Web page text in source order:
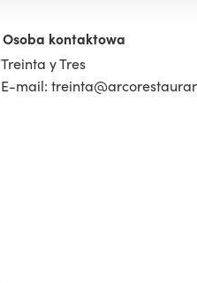
Osoba kontaktowa
Treinta y Tres
E-mail: